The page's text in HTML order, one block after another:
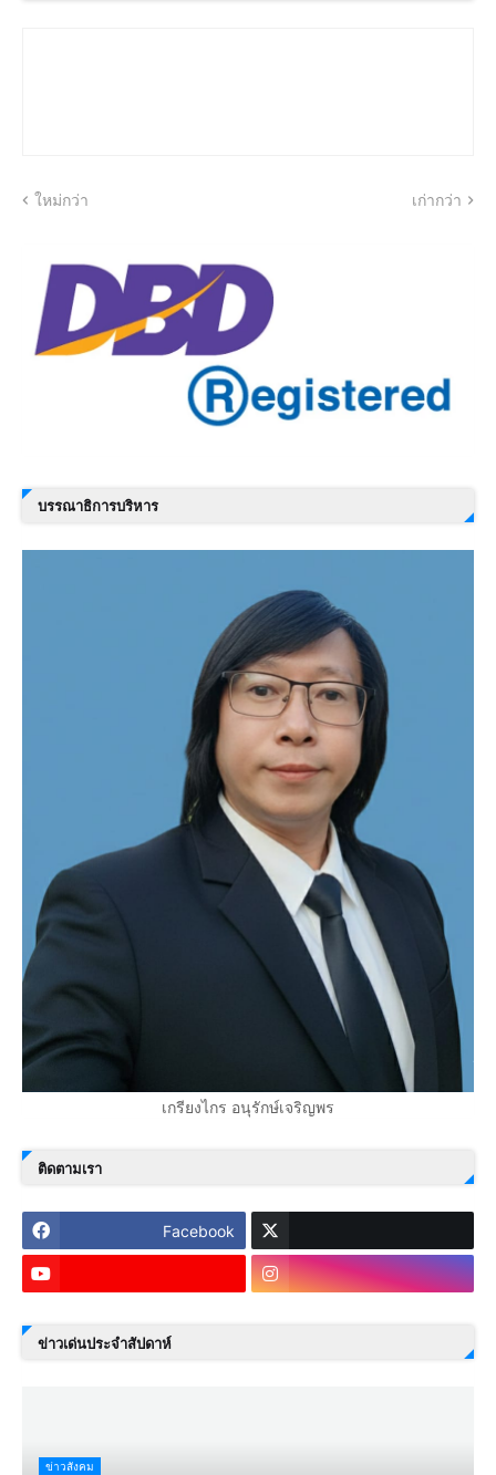
ใหม่กว่า เก่ากว่า
บรรณาธิการบริหาร
เกรียงไกร อนุรักษ์เจริญพร
ติดตามเรา
Facebook
ข่าวเด่นประจำสัปดาห์
ข่าวสังคม